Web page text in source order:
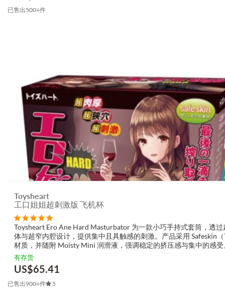
已售出500+件
Toysheart
工口姐姐超刺激版 飞机杯
Toysheart Ero Ane Hard Masturbator 为一款小巧手持式套筒，透过
体与超窄内腔设计，提供集中且具触感的刺激。产品采用 Safeskin（
材质，并随附 Moisty Mini 润滑液，强调稳定的挤压感与集中的感受
顾客喜爱 Toysh...
有存货
US$65.41
已售出900+件 5